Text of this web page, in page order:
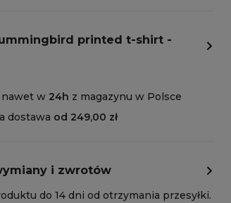
printed t-shirt -
nawet w 24h z magazynu w Polsce
dostawa od 249,00 zł
i zwrotów
do 14 dni od otrzymania przesyłki.